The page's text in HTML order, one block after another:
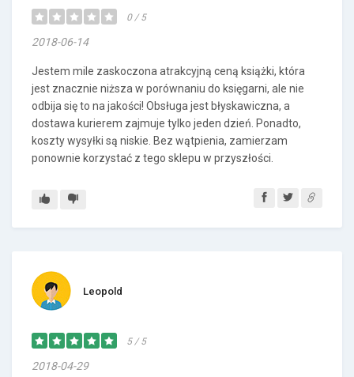
0 / 5
2018-06-14
Jestem mile zaskoczona atrakcyjną ceną książki, która
jest znacznie niższa w porównaniu do księgarni, ale nie
odbija się to na jakości! Obsługa jest błyskawiczna, a
dostawa kurierem zajmuje tylko jeden dzień. Ponadto,
koszty wysyłki są niskie. Bez wątpienia, zamierzam
ponownie korzystać z tego sklepu w przyszłości.
Leopold
5 / 5
2018-04-29